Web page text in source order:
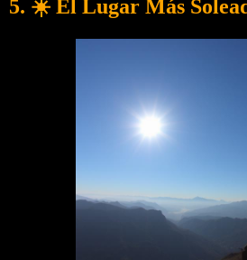
5. ☀️ El Lugar Más